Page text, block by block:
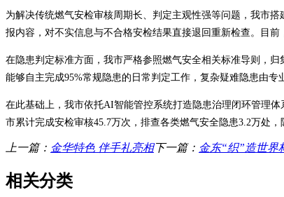
为解决传统燃气安检审核周期长、判定主观性强等问题，我市
报内容，对不实信息与不合格安检结果直接退回重新检查。目
在隐患判定标准方面，我市严格参照燃气安全相关标准导则，
能够自主完成95%常规隐患的日常判定工作，复杂疑难隐患由
在此基础上，我市依托AI智能管控系统打造隐患治理闭环管理
市累计完成安检审核45.7万次，排查各类燃气安全隐患3.2万处
上一篇： 金华特色 伴手礼亮相下一篇： 金东“织”造世界
相关分类